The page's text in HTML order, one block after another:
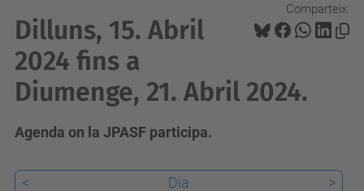
Comparteix:
Dilluns, 15. Abril
2024 fins a
Diumenge, 21. Abril 2024.
Agenda on la JPASF participa.
< Dia
>